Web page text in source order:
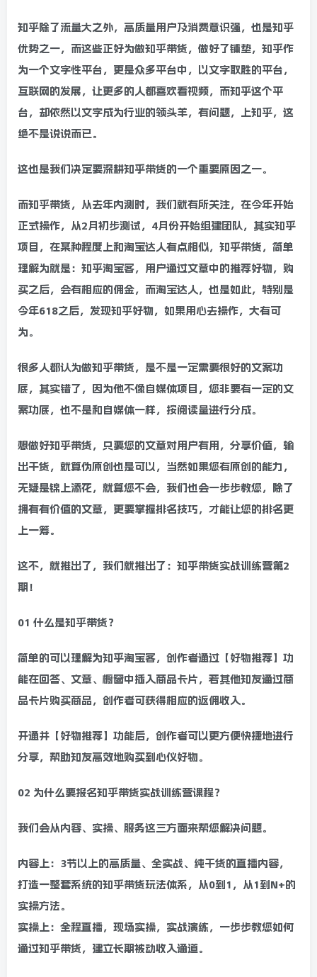
知乎除了流量大之外，高质量用户及消费意识强，也是知乎
优势之一，而这些正好为做知乎带货，做好了铺垫，知乎作
为一个文字性平台，更是众多平台中，以文字取胜的平台，
互联网的发展，让更多的人都喜欢看视频，而知乎这个平
台，却依然以文字成为行业的领头羊，有问题，上知乎，这
绝不是说说而已。
这也是我们决定要深耕知乎带货的一个重要原因之一。
而知乎带货，从去年内测时，我们就有所关注，在今年开始
正式操作，从2月初步测试，4月份开始组建团队，其实知乎
项目，在某种程度上和淘宝达人有点相似，知乎带货，简单
理解为就是：知乎淘宝客，用户通过文章中的推荐好物，购
买之后，会有相应的佣金，而淘宝达人，也是如此，特别是
今年618之后，发现知乎好物，如果用心去操作，大有可
为。
很多人都认为做知乎带货，是不是一定需要很好的文案功
底，其实错了，因为他不像自媒体项目，您非要有一定的文
案功底，也不是和自媒体一样，按阅读量进行分成。
想做好知乎带货，只要您的文章对用户有用，分享价值，输
出干货，就算伪原创也是可以，当然如果您有原创的能力，
无疑是锦上添花，就算您不会，我们也会一步步教您，除了
拥有有价值的文章，更要掌握排名技巧，才能让您的排名更
上一筹。
这不，就推出了，我们就推出了：知乎带货实战训练营第2
期！
01 什么是知乎带货？
简单的可以理解为知乎淘宝客，创作者通过【好物推荐】功
能在回答、文章、橱窗中插入商品卡片，若其他知友通过商
品卡片购买商品，创作者可获得相应的返佣收入。
开通并【好物推荐】功能后，创作者可以更方便快捷地进行
分享，帮助知友高效地购买到心仪好物。
02 为什么要报名知乎带货实战训练营课程？
我们会从内容、实操、服务这三方面来帮您解决问题。
内容上：3节以上的高质量、全实战、纯干货的直播内容，
打造一整套系统的知乎带货玩法体系，从0到1，从1到N+的
实操方法。
实操上：全程直播，现场实操，实战演练，一步步教您如何
通过知乎带货，建立长期被动收入通道。